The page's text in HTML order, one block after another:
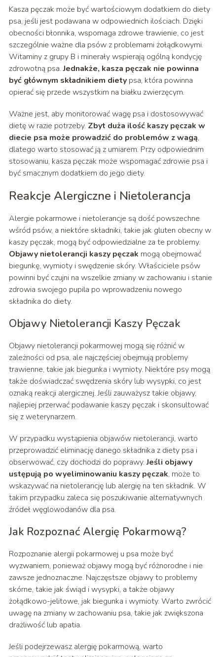
Kasza pęczak może być wartościowym dodatkiem do diety
psa, jeśli jest podawana w odpowiednich ilościach. Dzięki
obecności błonnika, wspomaga zdrowe trawienie, co jest
szczególnie ważne dla psów z problemami żołądkowymi.
Witaminy z grupy B i minerały wspierają ogólną kondycję
zdrowotną psa.Jednakże, kasza pęczak nie powinna
być głównym składnikiem dietypsa, która powinna
opierać się przede wszystkim na białku zwierzęcym.
Ważne jest, aby monitorować wagę psa i dostosowywać
dietę w razie potrzeby. Zbyt duża ilość kaszy pęczak w
diecie psa może prowadzić do problemów z wagą,
dlatego warto stosować ją z umiarem. Przy odpowiednim
stosowaniu, kasza pęczak może wspomagać zdrowie psa i
być smacznym dodatkiem do jego diety.
Reakcje Alergiczne i Nietolerancja
Alergie pokarmowe i nietolerancje są dość powszechne
wśród psów, a niektóre składniki, takie jak gluten obecny w
kaszy pęczak, mogą być odpowiedzialne za te problemy.
Objawy nietolerancji kaszy pęczak mogą obejmować
biegunkę, wymioty i swędzenie skóry. Właściciele psów
powinni być czujni na wszelkie zmiany w zachowaniu i stanie
zdrowia swojego pupila po wprowadzeniu nowego
składnika do diety.
Objawy Nietolerancji Kaszy Pęczak
Objawy nietolerancji pokarmowej mogą się różnić w
zależności od psa, ale najczęściej obejmują problemy
trawienne, takie jak biegunka i wymioty. Niektóre psy mogą
także doświadczać swędzenia skóry lub wysypki, co jest
oznaką reakcji alergicznej. Jeśli zauważysz takie objawy,
najlepiej przerwać podawanie kaszy pęczak i skonsultować
się z weterynarzem.
W przypadku wystąpienia objawów nietolerancji, warto
przeprowadzić eliminację danego składnika z diety psa i
obserwować, czy dochodzi do poprawy.Jeśli objawy
ustępują po wyeliminowaniu kaszy pęczak, może to
wskazywać na nietolerancję lub alergię na ten składnik. W
takim przypadku zaleca się poszukiwanie alternatywnych
źródeł węglowodanów dla psa.
Jak Rozpoznać Alergię Pokarmową?
Rozpoznanie alergii pokarmowej u psa może być
wyzwaniem, ponieważ objawy mogą być różnorodne i nie
zawsze jednoznaczne. Najczęstsze objawy to problemy
skórne, takie jak świąd i wysypki, a także objawy
żołądkowo-jelitowe, jak biegunka i wymioty. Warto zwrócić
uwagę na zmiany w zachowaniu psa, takie jak zwiększona
drażliwość lub apatia.
Jeśli podejrzewasz alergię pokarmową, warto